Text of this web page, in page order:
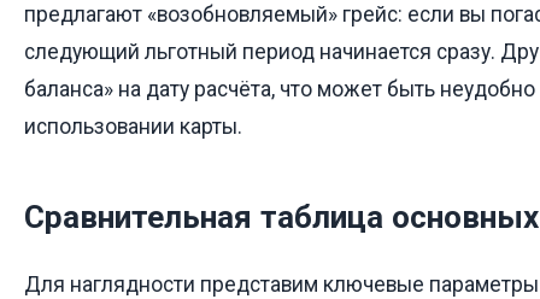
предлагают «возобновляемый» грейс: если вы
следующий льготный период начинается сразу.
баланса» на дату расчёта, что может быть
использовании карты.
Сравнительная таблица
Для наглядности представим ключевые